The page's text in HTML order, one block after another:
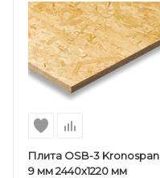
Плита OSB-3 Kronospan
9 мм 2440х1220 мм